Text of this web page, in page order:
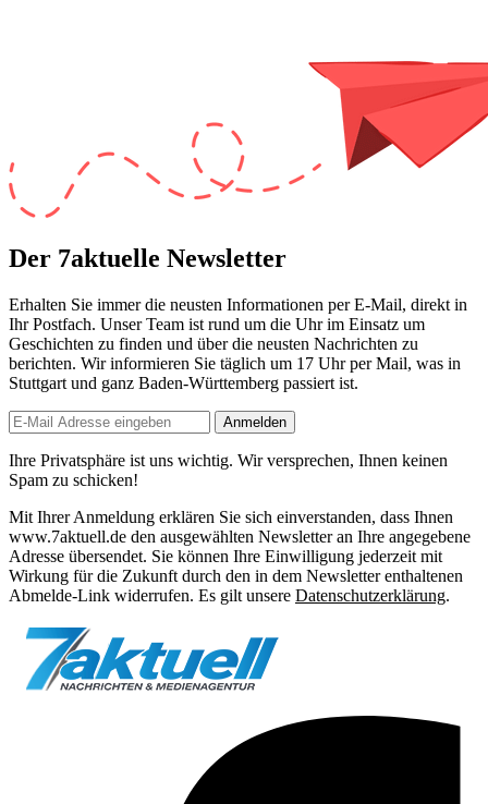
Der 7aktuelle Newsletter
Erhalten Sie immer die neusten Informationen per E-Mail, direkt in
Ihr Postfach. Unser Team ist rund um die Uhrim Einsatz um
Geschichten zu finden und über die neusten Nachrichten zu
berichten. Wir informieren Sie täglich um 17 Uhrper Mail, was in
Stuttgart und ganz Baden-Württemberg passiert ist.
Anmelden
Ihre Privatsphäre ist uns wichtig. Wir versprechen, Ihnen keinen
Spam zu schicken!
Mit Ihrer Anmeldung erklären Sie sich einverstanden, dass Ihnen
www.7aktuell.de den ausgewählten Newsletter an Ihre angegebene
Adresse übersendet. Sie können Ihre Einwilligung jederzeit mit
Wirkung für die Zukunft durch den in dem Newsletter enthaltenen
Abmelde-Link widerrufen. Es gilt unsere Datenschutzerklärung.